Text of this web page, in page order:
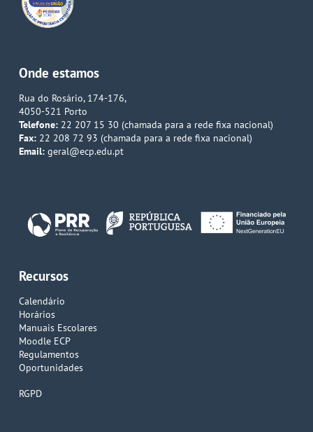
Onde estamos
Rua do Rosário, 174-176,
4050-521 Porto
Telefone:22 207 15 30 (chamada para a rede fixa nacional)
Fax:22 208 72 93 (chamada para a rede fixa nacional)
Email: geral@ecp.edu.pt
Recursos
Calendário
Horários
Manuais Escolares
Moodle ECP
Regulamentos
Oportunidades
RGPD